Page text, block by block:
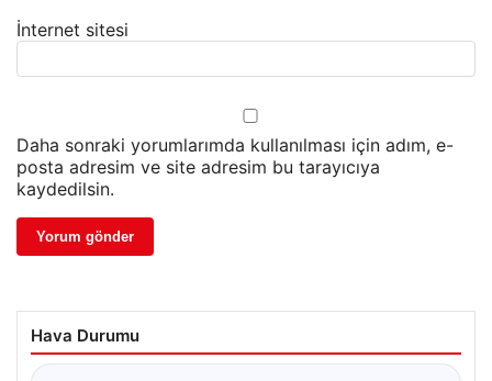
İnternet sitesi
Daha sonraki yorumlarımda kullanılması için adım, e-
posta adresim ve site adresim bu tarayıcıya
kaydedilsin.
Hava Durumu